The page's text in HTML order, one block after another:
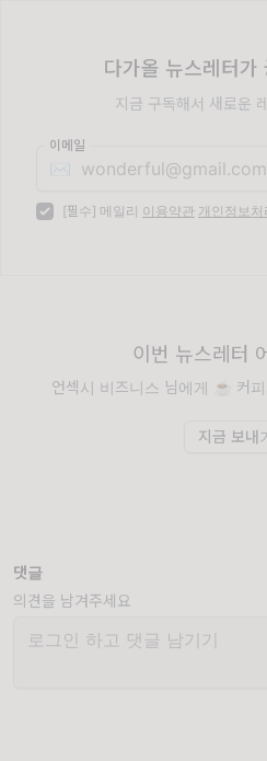
다가올 뉴스레터가
지금 구독해서 새로운
이메일
✉️
[필수] 메일리 이용약관 개인정보처
이번 뉴스레터
언섹시 비즈니스 님에게 ☕️ 커
지금 보
댓글
의견을 남겨주세요